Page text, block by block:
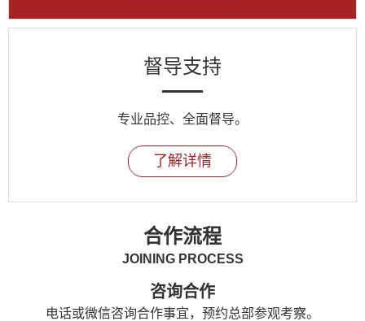
督导支持
专业品控、全面督导。
了解详情
合作流程
JOINING PROCESS
咨询合作
电话或微信咨询合作事宜，预约总部参观考察。